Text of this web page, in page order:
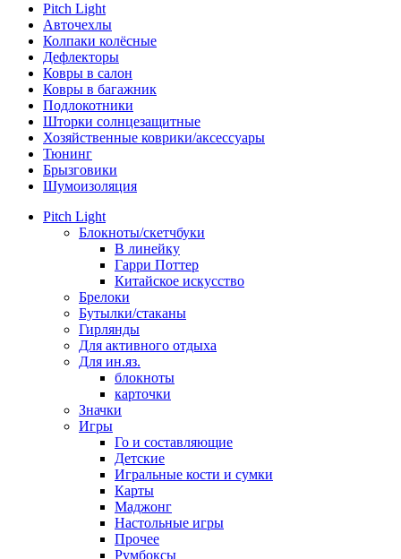
Pitch Light
Авточехлы
Колпаки колёсные
Дефлекторы
Ковры в салон
Ковры в багажник
Подлокотники
Шторки солнцезащитные
Хозяйственные коврики/аксессуары
Тюнинг
Брызговики
Шумоизоляция
Pitch Light
Блокноты/скетчбуки
В линейку
Гарри Поттер
Китайское искусство
Брелоки
Бутылки/стаканы
Гирлянды
Для активного отдыха
Для ин.яз.
блокноты
карточки
Значки
Игры
Го и составляющие
Детские
Игральные кости и сумки
Карты
Маджонг
Настольные игры
Прочее
Румбоксы